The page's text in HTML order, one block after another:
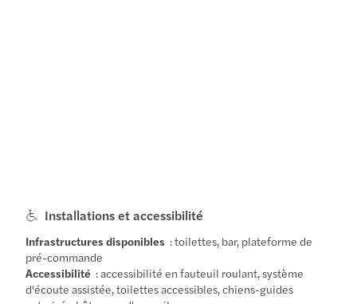
Installations et accessibilité
Infrastructures disponibles : toilettes, bar, plateforme de
pré-commande
Accessibilité : accessibilité en fauteuil roulant, système
d'écoute assistée, toilettes accessibles, chiens-guides